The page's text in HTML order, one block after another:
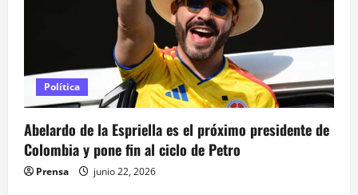
Política
Abelardo de la Espriella es el próximo presidente de
Colombia y pone fin al ciclo de Petro
Prensa junio 22, 2026